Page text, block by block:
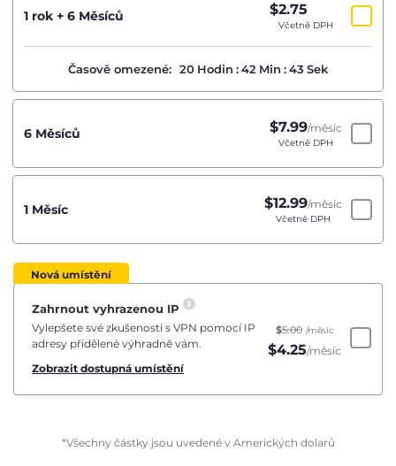
1 rok + 6 Měsíců $2.75
Včetně DPH
Časově omezené: 20 Hodin :42 Min :43 Sek
6 Měsíců $7.99/měsíc
Včetně DPH
1 Měsíc $12.99/měsíc
Včetně DPH
Nová umístění
Zahrnout vyhrazenou IP
Vylepšete své zkušenosti s VPN pomocí IP
adresy přidělené výhradně vám.
Zobrazit dostupná umístění
$5.00 /měsíc
$4.25/měsíc
*Všechny částky jsou uvedené v Amerických dolarů